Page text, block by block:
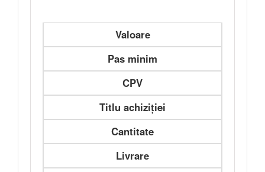
Valoare
Pas minim
CPV
Titlu achiziției
Cantitate
Livrare